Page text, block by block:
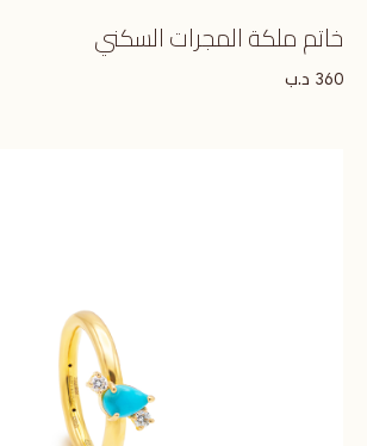
خاتم ملكة المجرات السكني
360 د.ب